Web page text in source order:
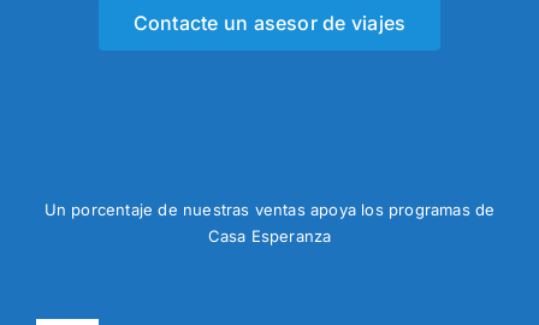
Contacte un asesor de viajes
Un porcentaje de nuestras ventas apoya los programas de
Casa Esperanza